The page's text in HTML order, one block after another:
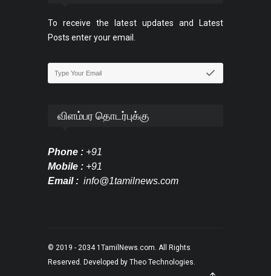
To receive the latest updates and Latest
Posts enter your email.
விளம்பர தொடர்புக்கு
Phone : +91
Mobile : +91
Email : info@1tamilnews.com
© 2019 - 2034 1TamilNews.com. All Rights
Reserved. Developed by Theo Technologies.